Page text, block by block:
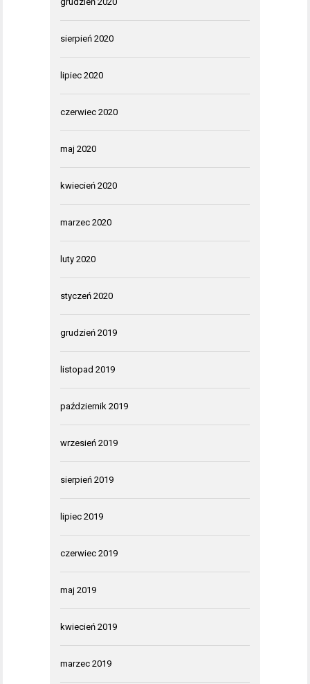
sierpień 2020
lipiec 2020
czerwiec 2020
maj 2020
kwiecień 2020
marzec 2020
luty 2020
styczeń 2020
grudzień 2019
listopad 2019
październik 2019
wrzesień 2019
sierpień 2019
lipiec 2019
czerwiec 2019
maj 2019
kwiecień 2019
marzec 2019